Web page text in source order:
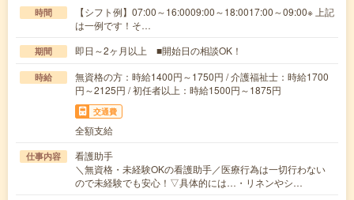
時間
【シフト例】07:00～16:0009:00～18:0017:00～09:00※ 上記
は一例です！そ…
期間 即日～2ヶ月以上 ■開始日の相談OK！
時給
無資格の方：時給1400円～1750円 / 介護福祉士：時給1700
円～2125円 / 初任者以上：時給1500円～1875円
交通費
全額支給
仕事内容
看護助手
＼無資格・未経験OKの看護助手／医療行為は一切行わない
ので未経験でも安心！▽具体的には…・リネンやシ…